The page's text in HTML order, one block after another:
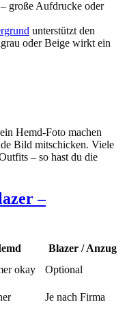
große Aufdrucke oder
unterstützt den
oder Beige wirkt ein
Hemd-Foto machen
Bild mitschicken. Viele
– so hast du die
–
Blazer / Anzug
okay Optional
Je nach Firma